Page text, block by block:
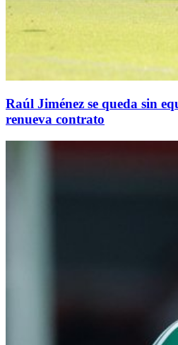
Raúl Jiménez se queda sin
renueva contrato